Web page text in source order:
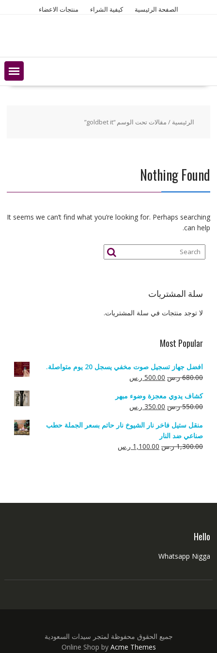
الصفحة الرئيسية كيفية الشراء منتجات الاعضاء
الرئيسية / مقالات تحت الوسم “goldbet it”
Nothing Found
It seems we can’t find what you’re looking for. Perhaps searching
can help.
سلة المشتريات
لا توجد منتجات في سلة المشتريات.
Most Popular
افضل جهاز تسجيل صوت مخفي يسجل 20 يوم متواصلة.
680.00 ر.س السعر
هو:
680.00 ر.س.
500.00 ر.سالسعر
هو:
500.00 ر.س.
كشاف يدوي معجزة وضوء مبهر
550.00 ر.س السعر
هو:
550.00 ر.س.
350.00 ر.سالسعر
هو:
منقل ستيل فاخر نار الشيوخ نار حاتم بسعر الجملة حطب
صناعي ضد النار
1,300.00 ر.س السعر
1,100.00 ر.سالسعر
Hello
Whatsapp Nigga
جميع الحقوق محفوظة لمتجر سيدات السعودية
Online Shop by Acme Themes